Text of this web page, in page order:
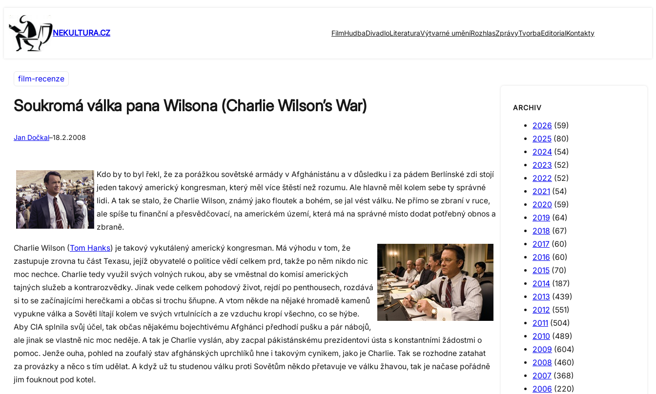
Přeskočit
na
obsah
Skip
to
content
NEKULTURA.CZ FilmHudbaDivadloLiteraturaVýtvarné uměníRozhlasZprávyTvorbaEditorialKontakty
film-recenze
Soukromá válka pana Wilsona (Charlie Wilson’s War)
Jan Dočkal–18.2.2008
Kdo by to byl řekl, že za porážkou sovětské armády v Afghánistánu a v důsledku i za pádem Berlínské zdi stojí
jeden takový americký kongresman, který měl více štěstí než rozumu. Ale hlavně měl kolem sebe ty správné
lidi. A tak se stalo, že Charlie Wilson, známý jako floutek a bohém, se jal vést válku. Ne přímo se zbraní v ruce,
ale spíše tu finanční a přesvědčovací, na americkém území, která má na správné místo dodat potřebný obnos a
zbraně.
Charlie Wilson (Tom Hanks) je takový vykutálený americký kongresman. Má výhodu v tom, že
zastupuje zrovna tu část Texasu, jejíž obyvatelé o politice vědí celkem prd, takže po něm nikdo nic
moc nechce. Charlie tedy využil svých volných rukou, aby se vměstnal do komisí amerických
tajných služeb a kontrarozvědky. Jinak vede celkem pohodový život, rejdí po penthousech, rozdává
si to se začínajícími herečkami a občas si trochu šňupne. A vtom někde na nějaké hromadě kamenů
vypukne válka a Sověti lítají kolem ve svých vrtulnících a ze vzduchu kropí všechno, co se hýbe.
Aby CIA splnila svůj účel, tak občas nějakému bojechtivému Afghánci předhodí pušku a pár nábojů,
ale jinak se vlastně nic moc neděje. A tak je Charlie vyslán, aby zacpal pákistánskému prezidentovi ústa s konstantními žádostmi o
pomoc. Jenže ouha, pohled na zoufalý stav afghánských uprchlíků hne i takovým cynikem, jako je Charlie. Tak se rozhodne zatahat
za provázky a něco s tím udělat. A když už tu studenou válku proti Sovětům někdo přetavuje ve válku žhavou, tak je načase pořádně
jim fouknout pod kotel.
ARCHIV
2026 (59)
2025 (80)
2024 (54)
2023 (52)
2022 (52)
2021 (54)
2020 (59)
2019 (64)
2018 (67)
2017 (60)
2016 (60)
2015 (70)
2014 (187)
2013 (439)
2012 (551)
2011 (504)
2010 (489)
2009 (604)
2008 (460)
2007 (368)
2006 (220)